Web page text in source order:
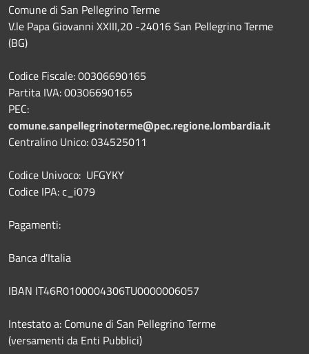
Comune di San Pellegrino Terme
V.le Papa Giovanni XXIII,20 -24016 San Pellegrino Terme
(BG)
Codice Fiscale: 00306690165
Partita IVA: 00306690165
PEC:
comune.sanpellegrinoterme@pec.regione.lombardia.it
Centralino Unico: 034525011
Codice Univoco: UFGYKY
Codice IPA: c_i079
Pagamenti:
Banca d'Italia
IBAN IT46R0100004306TU0000006057
Intestato a: Comune di San Pellegrino Terme
(versamenti da Enti Pubblici)